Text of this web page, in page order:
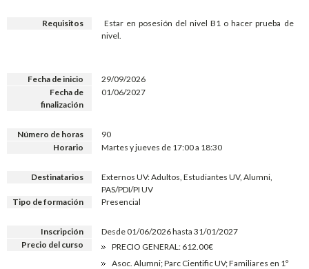
Requisitos
Estar en posesión del nivel B1 o hacer prueba de
nivel.
Fecha de inicio
29/09/2026
Fecha de
finalización
01/06/2027
Número de horas
90
Horario
Martes y jueves de 17:00 a 18:30
Destinatarios
Externos UV: Adultos, Estudiantes UV, Alumni,
PAS/PDI/PI UV
Tipo de formación
Presencial
Inscripción
Desde 01/06/2026 hasta 31/01/2027
Precio del curso
PRECIO GENERAL: 612.00€
Asoc. Alumni; Parc Cientific UV; Familiares en 1º